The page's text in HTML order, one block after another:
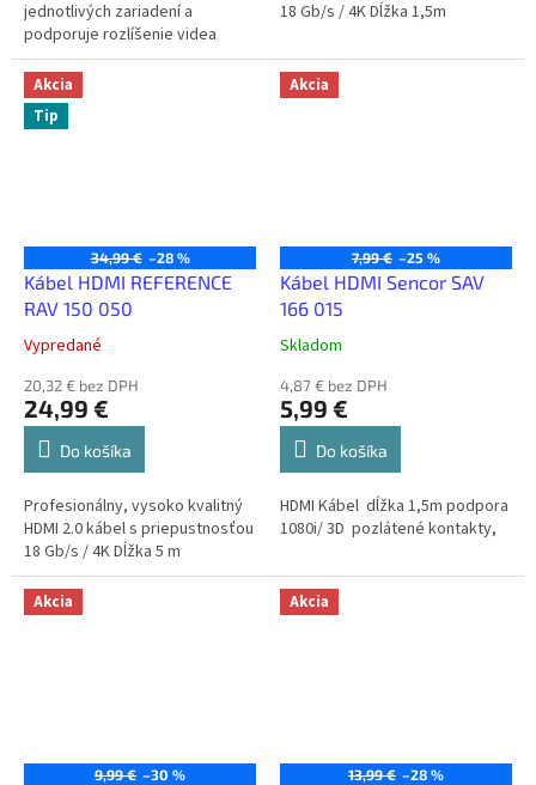
jednotlivých zariadení a
podporuje rozlíšenie videa
1080p a vyššie, vrátane
pokročilých zobrazovacích
technológií, ako sú 3D a...
18 Gb/s / 4K Dĺžka 1,5m
Akcia
Tip
34,99 € –28 %
Kábel HDMI REFERENCE
RAV 150 050
Vypredané
20,32 € bez DPH
24,99 €
Do košíka
Profesionálny, vysoko kvalitný
HDMI 2.0 kábel s priepustnosťou
18 Gb/s / 4K Dĺžka 5 m
Akcia
7,99 € –25 %
Kábel HDMI Sencor SAV
166 015
Skladom
4,87 € bez DPH
5,99 €
Do košíka
HDMI Kábel dĺžka 1,5m podpora
1080i/ 3D pozlátené kontakty,
Akcia
9,99 € –30 %
Akcia
13,99 € –28 %